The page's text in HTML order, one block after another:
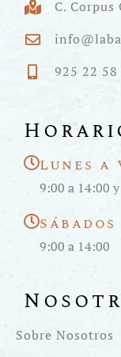
C.
925 22 58
Lunes a
9:00 a 14:00
Sábados
9:00 a 14:00
Sobre Nosotros